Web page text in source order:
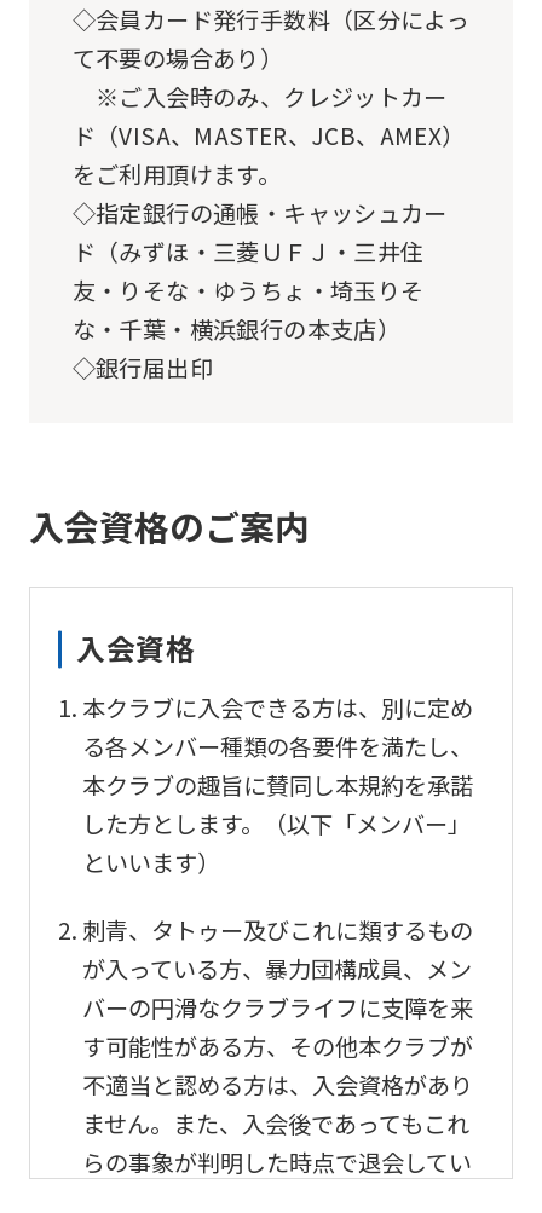
◇会員カード発行手数料（区分によっ
て不要の場合あり）
※ご入会時のみ、クレジットカー
ド（VISA、MASTER、JCB、AMEX）
をご利用頂けます。
◇指定銀行の通帳・キャッシュカー
ド（みずほ・三菱ＵＦＪ・三井住
友・りそな・ゆうちょ・埼玉りそ
な・千葉・横浜銀行の本支店）
◇銀行届出印
入会資格のご案内
入会資格
本クラブに入会できる方は、別に定め
る各メンバー種類の各要件を満たし、
本クラブの趣旨に賛同し本規約を承諾
した方とします。（以下「メンバー」
といいます）
刺青、タトゥー及びこれに類するもの
が入っている方、暴力団構成員、メン
バーの円滑なクラブライフに支障を来
す可能性がある方、その他本クラブが
不適当と認める方は、入会資格があり
ません。また、入会後であってもこれ
らの事象が判明した時点で退会してい
translation.
translation
may
from
the
original
content.
fully
the
service.
Automatic